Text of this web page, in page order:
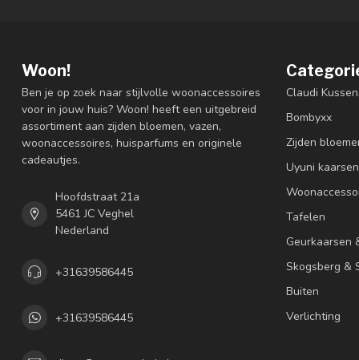
Woon!
Ben je op zoek naar stijlvolle woonaccessoires
voor in jouw huis? Woon! heeft een uitgebreid
assortiment aan zijden bloemen, vazen,
woonaccessoires, huisparfums en originele
cadeautjes.
Hoofdstraat 21a
5461 JC Veghel
Nederland
+31639586445
+31639586445
Claudi
Bombyxx
Zijden
Uyuni kaarsen
Tafelen
Geurkaarsen
Skogsberg &
Buiten
Verlichting